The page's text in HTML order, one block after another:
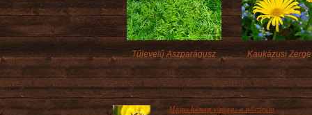
Tűlevelű Aszparágusz Kaukázusi
Május hónap virága: a nőszirom